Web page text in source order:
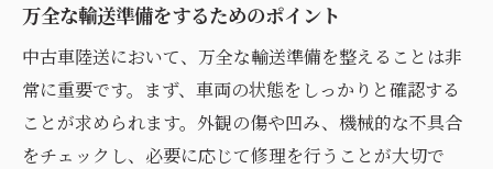
万全な輸送準備をするためのポイント
中古車陸送において、万全な輸送準備を整えることは非
常に重要です。まず、車両の状態をしっかりと確認する
ことが求められます。外観の傷や凹み、機械的な不具合
をチェックし、必要に応じて修理を行うことが大切で